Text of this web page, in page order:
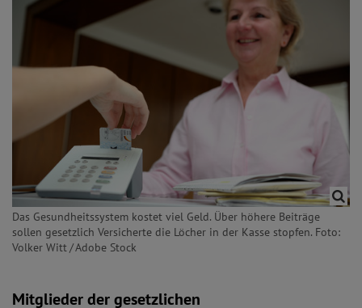
Das Gesundheitssystem kostet viel Geld. Über höhere Beiträge
sollen gesetzlich Versicherte die Löcher in der Kasse stopfen. Foto:
Volker Witt / Adobe Stock
Mitglieder der gesetzlichen